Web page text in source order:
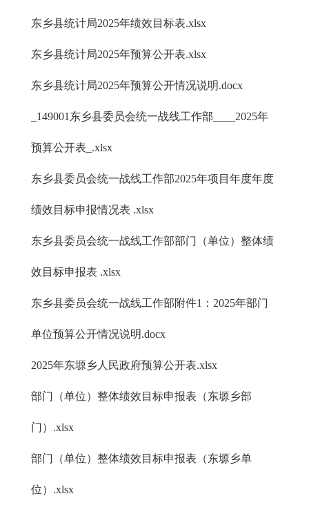
东乡县统计局2025年绩效目标表.xlsx
东乡县统计局2025年预算公开表.xlsx
东乡县统计局2025年预算公开情况说明.docx
_149001东乡县委员会统一战线工作部____2025年
预算公开表_.xlsx
东乡县委员会统一战线工作部2025年项目年度年度
绩效目标申报情况表 .xlsx
东乡县委员会统一战线工作部部门（单位）整体绩
效目标申报表 .xlsx
东乡县委员会统一战线工作部附件1：2025年部门
单位预算公开情况说明.docx
2025年东塬乡人民政府预算公开表.xlsx
部门（单位）整体绩效目标申报表（东塬乡部
门）.xlsx
部门（单位）整体绩效目标申报表（东塬乡单
位）.xlsx